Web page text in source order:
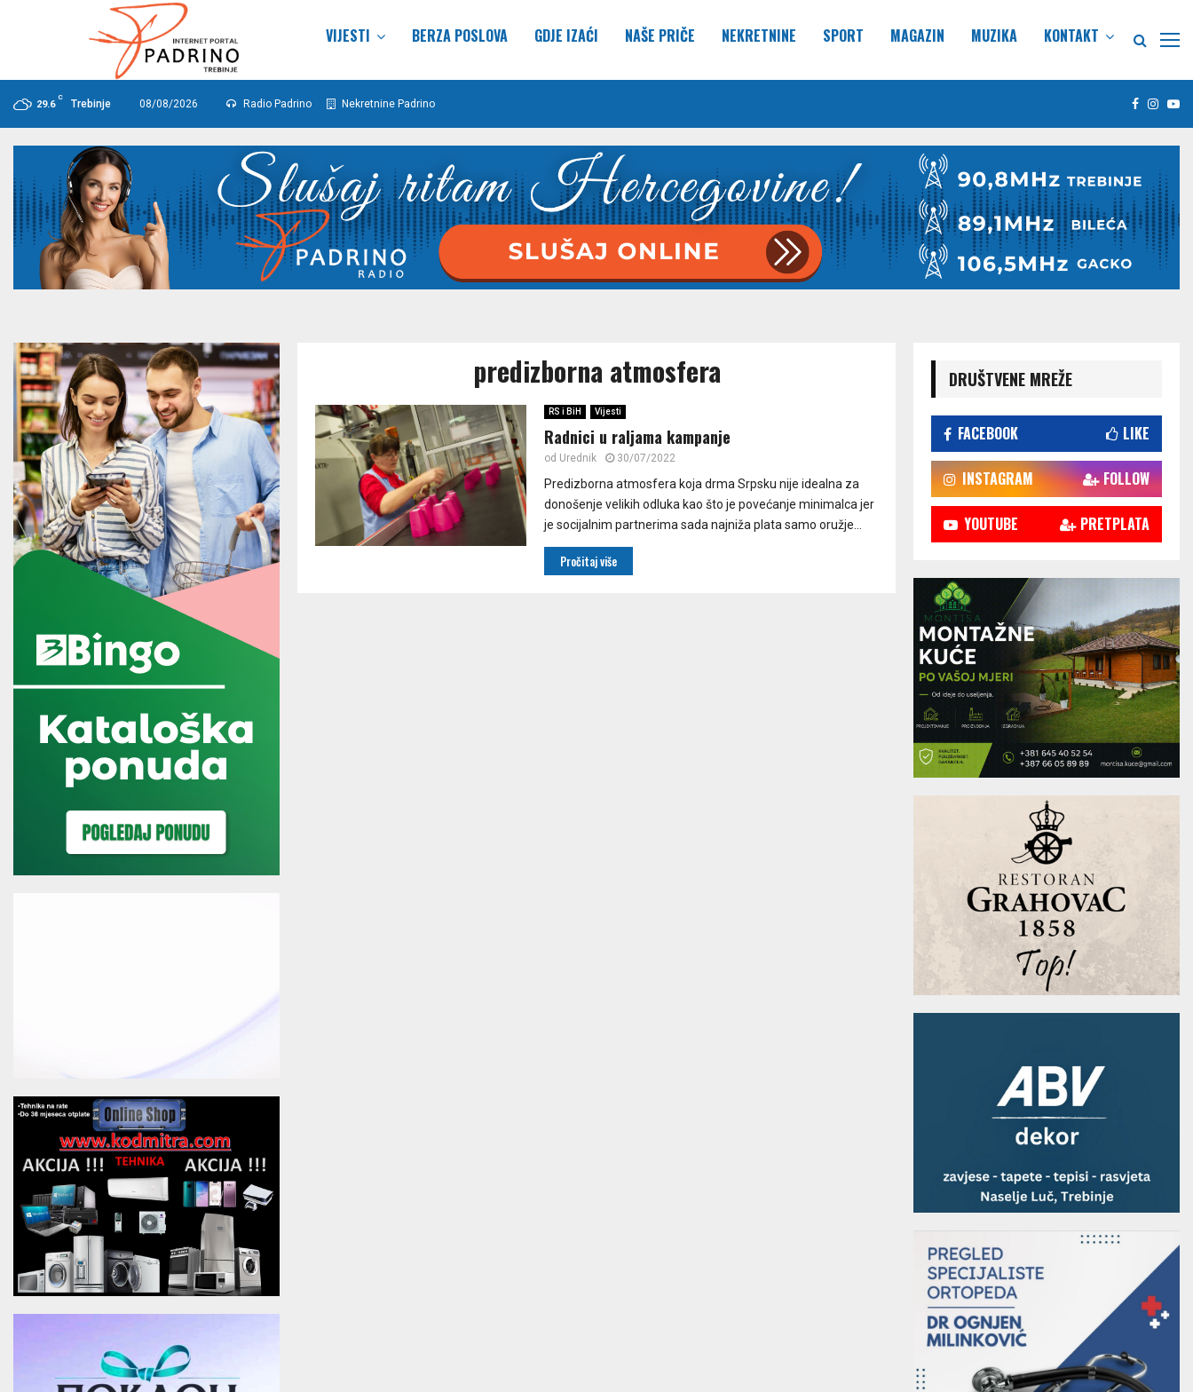
VIJESTI BERZA POSLOVA GDJE IZAĆI NAŠE PRIČE NEKRETNINE SPORT MAGAZIN MUZIKA KONTAKT
29.6
C
Trebinje 08/08/2026 Radio Padrino Nekretnine Padrino Facebook
predizborna atmosfera
RS i BiH Vijesti
Radnici u raljama kampanje
od Urednik 30/07/2022
Predizborna atmosfera koja drma Srpsku nije idealna za
donošenje velikih odluka kao što je povećanje minimalca jer
je socijalnim partnerima sada najniža plata samo oružje...
Pročitaj više
DRUŠTVENE MREŽE
FACEBOOK LIKE
INSTAGRAM FOLLOW
YOUTUBE PRETPLATA